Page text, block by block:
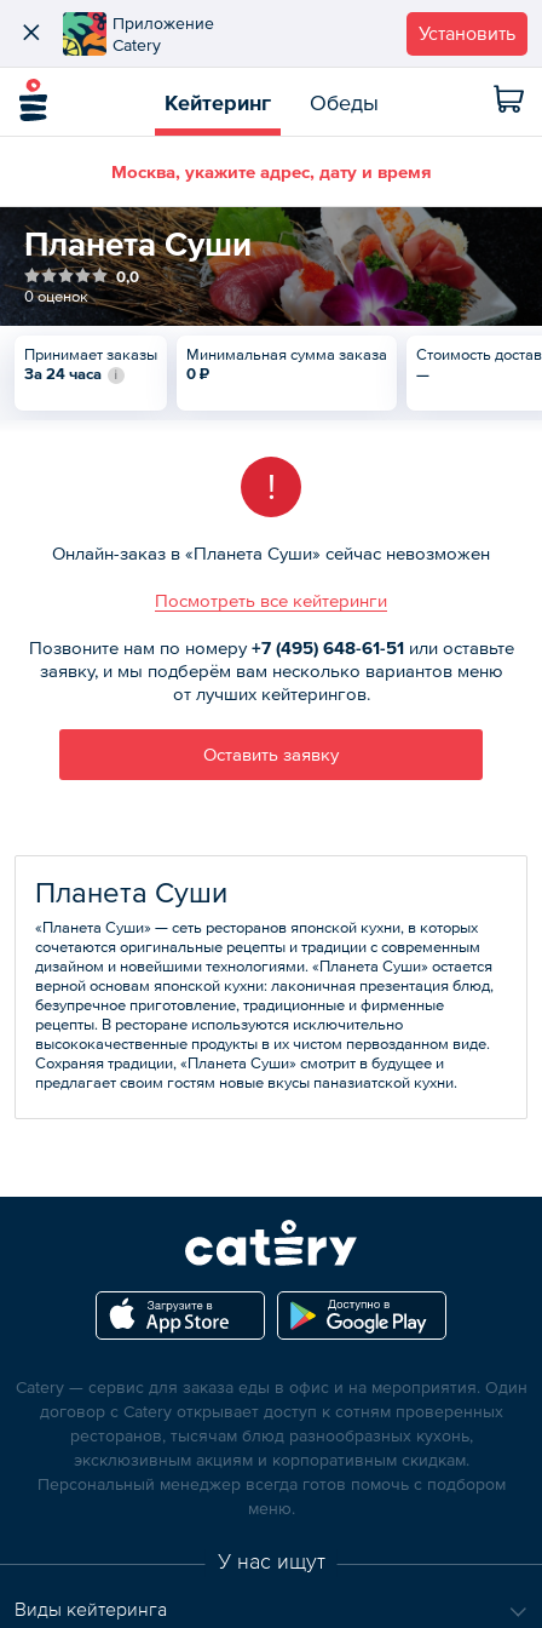
Приложение
Catery
Установить
Кейтеринг Обеды
Москва, укажите адрес, дату и время
Планета Суши
0,0
0 оценок
Принимает заказы
За 24 часа
Минимальная сумма заказа
0 ₽
Стоимость
—
!
Онлайн-заказ в «Планета Суши» сейчас невозможен
Посмотреть все кейтеринги
Позвоните нам по номеру+7 (495) 648-61-51или оставьте
заявку, и мы подберём вам несколько вариантов меню
от лучших кейтерингов.
Оставить заявку
Планета Суши
«Планета Суши» — сеть ресторанов японской кухни, в которых
сочетаются оригинальные рецепты и традиции с современным
дизайном и новейшими технологиями. «Планета Суши» остается
верной основам японской кухни: лаконичная презентация блюд,
безупречное приготовление, традиционные и фирменные
рецепты. В ресторане используются исключительно
высококачественные продукты в их чистом первозданном виде.
Сохраняя традиции, «Планета Суши» смотрит в будущее и
предлагает своим гостям новые вкусы паназиатской кухни.
Catery — сервис для заказа еды в офис и на мероприятия. Один
договор с Catery открывает доступ к сотням проверенных
ресторанов, тысячам блюд разнообразных кухонь,
эксклюзивным акциям и корпоративным скидкам.
Персональный менеджер всегда готов помочь с подбором
меню.
У нас ищут
Виды кейтеринга